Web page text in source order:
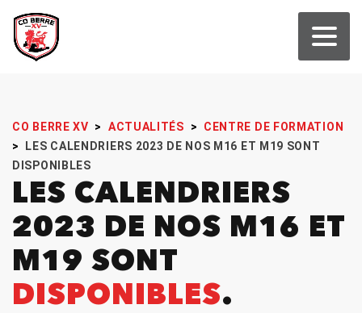
CO BERRE XV > ACTUALITÉS >
CENTRE DE FORMATION
>
LES CALENDRIERS 2023 DE NOS M16 ET M19 SONT
DISPONIBLES
LES CALENDRIERS
2023 DE NOS M16 ET
M19 SONT
DISPONIBLES